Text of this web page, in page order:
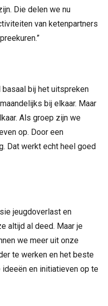
Die delen we nu
van ketenpartners
basaal bij het uitspreken
bij elkaar. Maar
Als groep zijn we
op. Door een
Dat werkt echt heel goed
jeugdoverlast en
altijd al deed. Maar je
we meer uit onze
te werken en het beste
ideeën en initiatieven op te